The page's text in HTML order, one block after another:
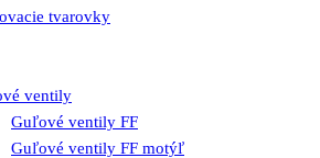
tvarovky
ventily
Guľové ventily FF
Guľové ventily FF motýľ